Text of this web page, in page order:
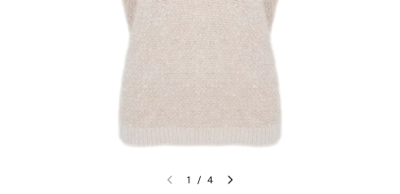
1 / 4